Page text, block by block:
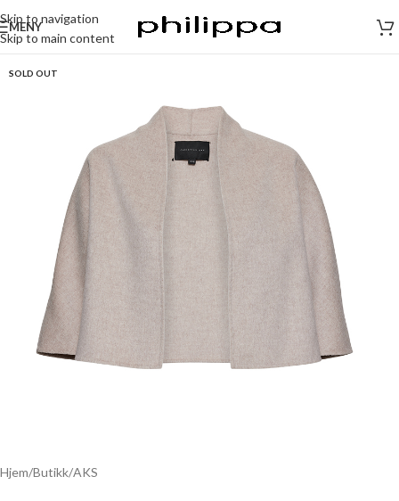
Skip to navigation
Skip to main content
MENY
SOLD OUT
Hjem/Butikk/AKS